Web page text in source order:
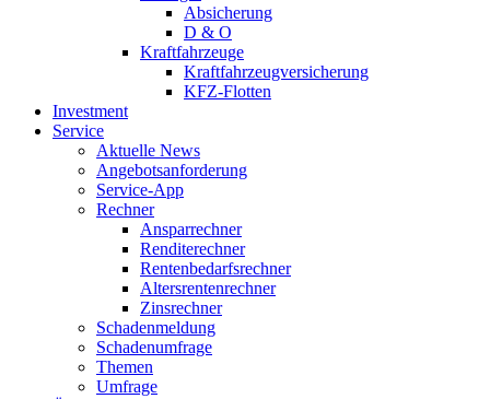
Absicherung
D & O
Kraftfahrzeuge
Kraftfahrzeugversicherung
KFZ-Flotten
Investment
Service
Aktuelle News
Angebotsanforderung
Service-App
Rechner
Ansparrechner
Renditerechner
Rentenbedarfsrechner
Altersrentenrechner
Zinsrechner
Schadenmeldung
Schadenumfrage
Themen
Umfrage